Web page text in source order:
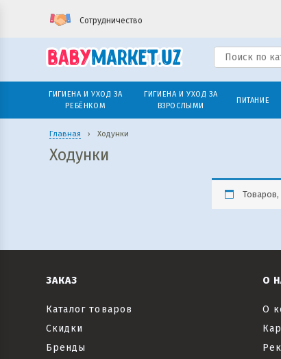
Сотрудничество
ГИГИЕНА И УХОД ЗА
РЕБЁНКОМ
ГИГИЕНА И УХОД ЗА
ВЗРОСЛЫМИ
ПИТАНИЕ
Главная › Ходунки
Ходунки
Товаров,
ЗАКАЗ
Каталог товаров
Скидки
Бренды
О
О